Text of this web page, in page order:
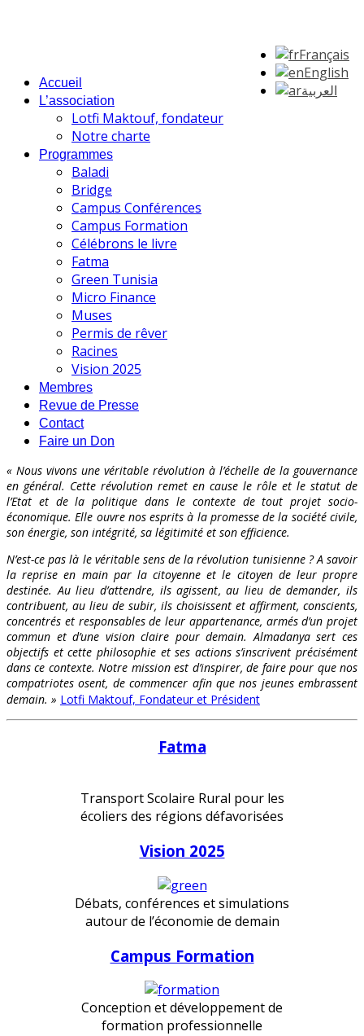
Français
English
العربية
Accueil
L’association
Lotfi Maktouf, fondateur
Notre charte
Programmes
Baladi
Bridge
Campus Conférences
Campus Formation
Célébrons le livre
Fatma
Green Tunisia
Micro Finance
Muses
Permis de rêver
Racines
Vision 2025
Membres
Revue de Presse
Contact
Faire un Don
« Nous vivons une véritable révolution à l’échelle de la gouvernance
en général. Cette révolution remet en cause le rôle et le statut de
l’Etat et de la politique dans le contexte de tout projet socio-
économique. Elle ouvre nos esprits à la promesse de la société civile,
son énergie, son intégrité, sa légitimité et son efficience.
N’est-ce pas là le véritable sens de la révolution tunisienne ? A savoir
la reprise en main par la citoyenne et le citoyen de leur propre
destinée. Au lieu d’attendre, ils agissent, au lieu de demander, ils
contribuent, au lieu de subir, ils choisissent et affirment, conscients,
concentrés et responsables de leur appartenance, armés d’un projet
commun et d’une vision claire pour demain. Almadanya sert ces
objectifs et cette philosophie et ses actions s’inscrivent précisément
dans ce contexte. Notre mission est d’inspirer, de faire pour que nos
compatriotes osent, de commencer afin que nos jeunes embrassent
demain. » Lotfi Maktouf, Fondateur et Président
Fatma
Transport Scolaire Rural pour les
écoliers des régions défavorisées
Vision 2025
Débats, conférences et simulations
autour de l’économie de demain
Campus Formation
Conception et développement de
formation professionnelle